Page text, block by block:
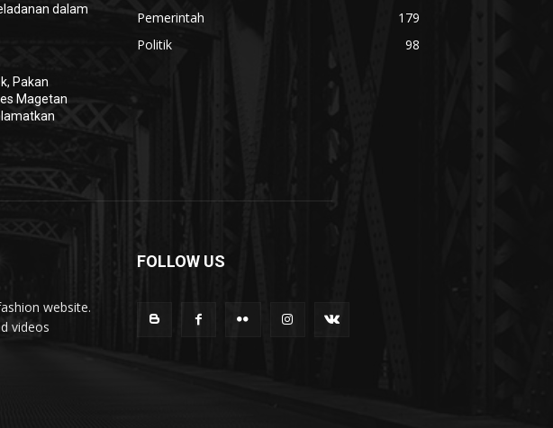
dalam
Pakan
Magetan
Pemerintah
179
Politik
98
website.
videos
FOLLOW US